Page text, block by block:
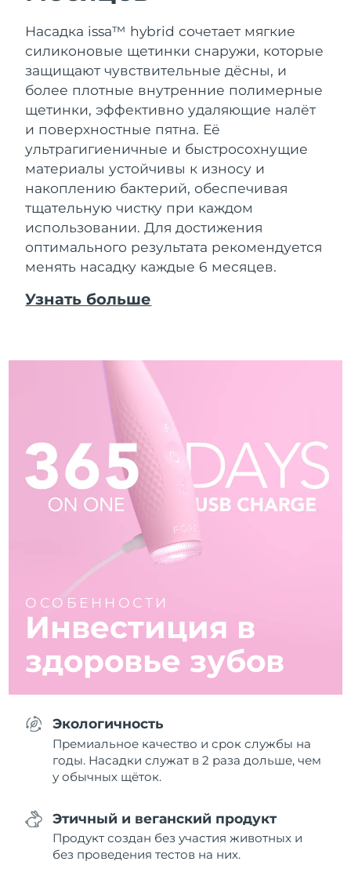
Насадка issa™ hybrid сочетает мягкие
силиконовые щетинки снаружи, которые
защищают чувствительные дёсны, и
более плотные внутренние полимерные
щетинки, эффективно удаляющие налёт
и поверхностные пятна. Её
ультрагигиеничные и быстросохнущие
материалы устойчивы к износу и
накоплению бактерий, обеспечивая
тщательную чистку при каждом
использовании. Для достижения
оптимального результата рекомендуется
менять насадку каждые 6 месяцев.
Узнать больше
ОСОБЕННОСТИ
Инвестиция в
здоровье зубов
Экологичность
Премиальное качество и срок службы на
годы. Насадки служат в 2 раза дольше, чем
у обычных щёток.
Этичный и веганский продукт
Продукт создан без участия животных и
без проведения тестов на них.